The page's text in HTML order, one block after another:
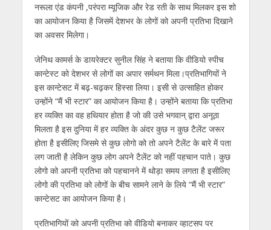
नरूला एंड कंपनी ,परंपरा म्यूजिक और रेड रती के साथ मिलकर इस शो
का आयोजन किया है जिसमें देशभर के लोगों को अपनी प्रतिभा दिखाने
का अवसर मिलेगा।
जेनिथ कामर्स के डायरेक्टर सुनील सिंह ने बताया कि वीडियो स्पीच
कान्टेस्ट को देशभर से लोगों का अपार सर्मथन मिला।प्रतिभागियों ने
इस कान्टेसट में बढ़-चढ़कर हिस्सा लिया। इसी से उत्साहित होकर
उन्होंने “मैं भी स्टार” का आयोजन किया है। उन्होंने बताया कि प्रतिभा
हर व्यक्ति का वह हथियार होता है जो की उसे भगवान् द्वारा अनूठा
मिलता है इस दुनिया में हर व्यक्ति के अंदर कुछ न कुछ टैलेंट जरूर
होता है इसीलिए जिसमे से कुछ लोगो को तो अपने टैलेंट के बारे में पता
लग जाती है लेकिन कुछ लोग अपने टैलेंट को नहीं पहचान पाते। कुछ
लोगो को अपनी प्रतिभा को पहचानने में थोड़ा समय लगता है इसीलिए
लोगो की प्रतिभा को लोगों के बीच सामने लाने के लिये “मैं भी स्टार”
कान्टेसट का आयोजन किया है।
प्रतिभागियों को अपनी प्रतिभा को वीडियो बनाकर व्हाटसप पर